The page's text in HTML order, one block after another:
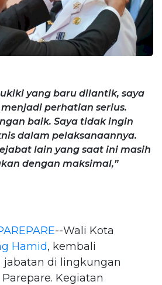
yang baru dilantik, saya
perhatian serius.
baik. Saya tidak ingin
dalam pelaksanaannya.
lain yang saat ini masih
dengan maksimal,”
--Wali Kota
Hamid, kembali
jabatan di lingkungan
Kegiatan